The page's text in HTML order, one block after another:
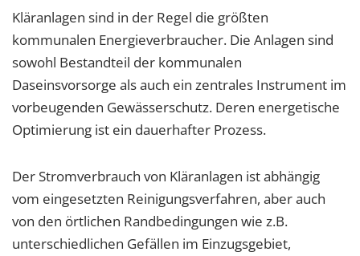
Kläranlagen sind in der Regel die größten
kommunalen Energieverbraucher. Die Anlagen sind
sowohl Bestandteil der kommunalen
Daseinsvorsorge als auch ein zentrales Instrument im
vorbeugenden Gewässerschutz. Deren energetische
Optimierung ist ein dauerhafter Prozess.
Der Stromverbrauch von Kläranlagen ist abhängig
vom eingesetzten Reinigungsverfahren, aber auch
von den örtlichen Randbedingungen wie z.B.
unterschiedlichen Gefällen im Einzugsgebiet,